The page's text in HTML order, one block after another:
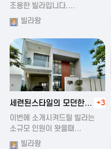
조용한 빌라입니다.…
빌라왕
2024-11-19 01:22
세련된스타일의 모던한
풀빌라
+3
이번에 소개시켜드릴 빌라는
소규모 인원이 왓을때…
빌라왕